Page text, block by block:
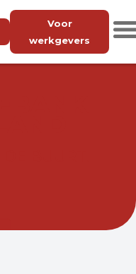
Voor
werkgevers